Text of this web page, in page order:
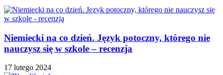
Niemiecki na co dzień. Język potoczny, którego nie
nauczysz się w szkole – recenzja
17 lutego 2024